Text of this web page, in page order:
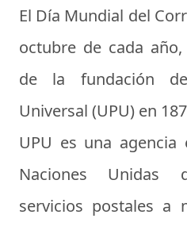
El Día Mundial del
octubre de cada
de la fundación
Universal (UPU) en
UPU es una agencia
Naciones Unidas
servicios postales a